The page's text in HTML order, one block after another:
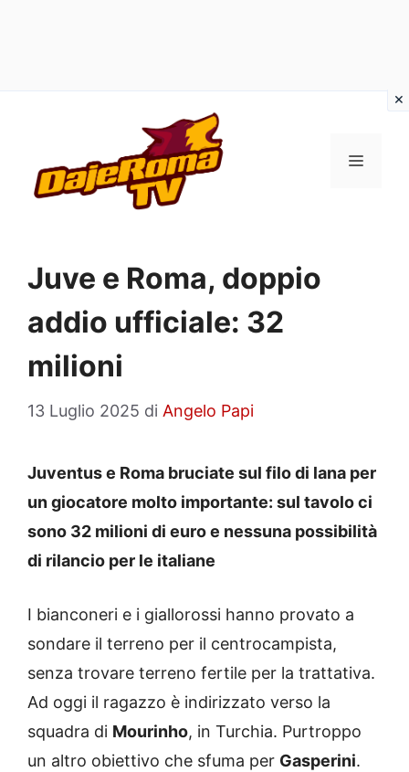
contenuto
MENU
Juve e Roma, doppio
addio ufficiale: 32
milioni
13 Luglio 2025 di Angelo Papi
Juventus e Roma bruciate sul filo di lana per
un giocatore molto importante: sul tavolo ci
sono 32 milioni di euro e nessuna possibilità
di rilancio per le italiane
I bianconeri e i giallorossi hanno provato a
sondare il terreno per il centrocampista,
senza trovare terreno fertile per la trattativa.
Ad oggi il ragazzo è indirizzato verso la
squadra di Mourinho, in Turchia. Purtroppo
un altro obiettivo che sfuma per Gasperini.